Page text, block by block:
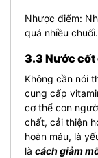
Nhược điểm:
quá nhiều chuối.
3.3 Nước cốt
Không cần nói
cung cấp
cơ thể con
chất, cải thiện
hoàn máu, là
là cách giảm